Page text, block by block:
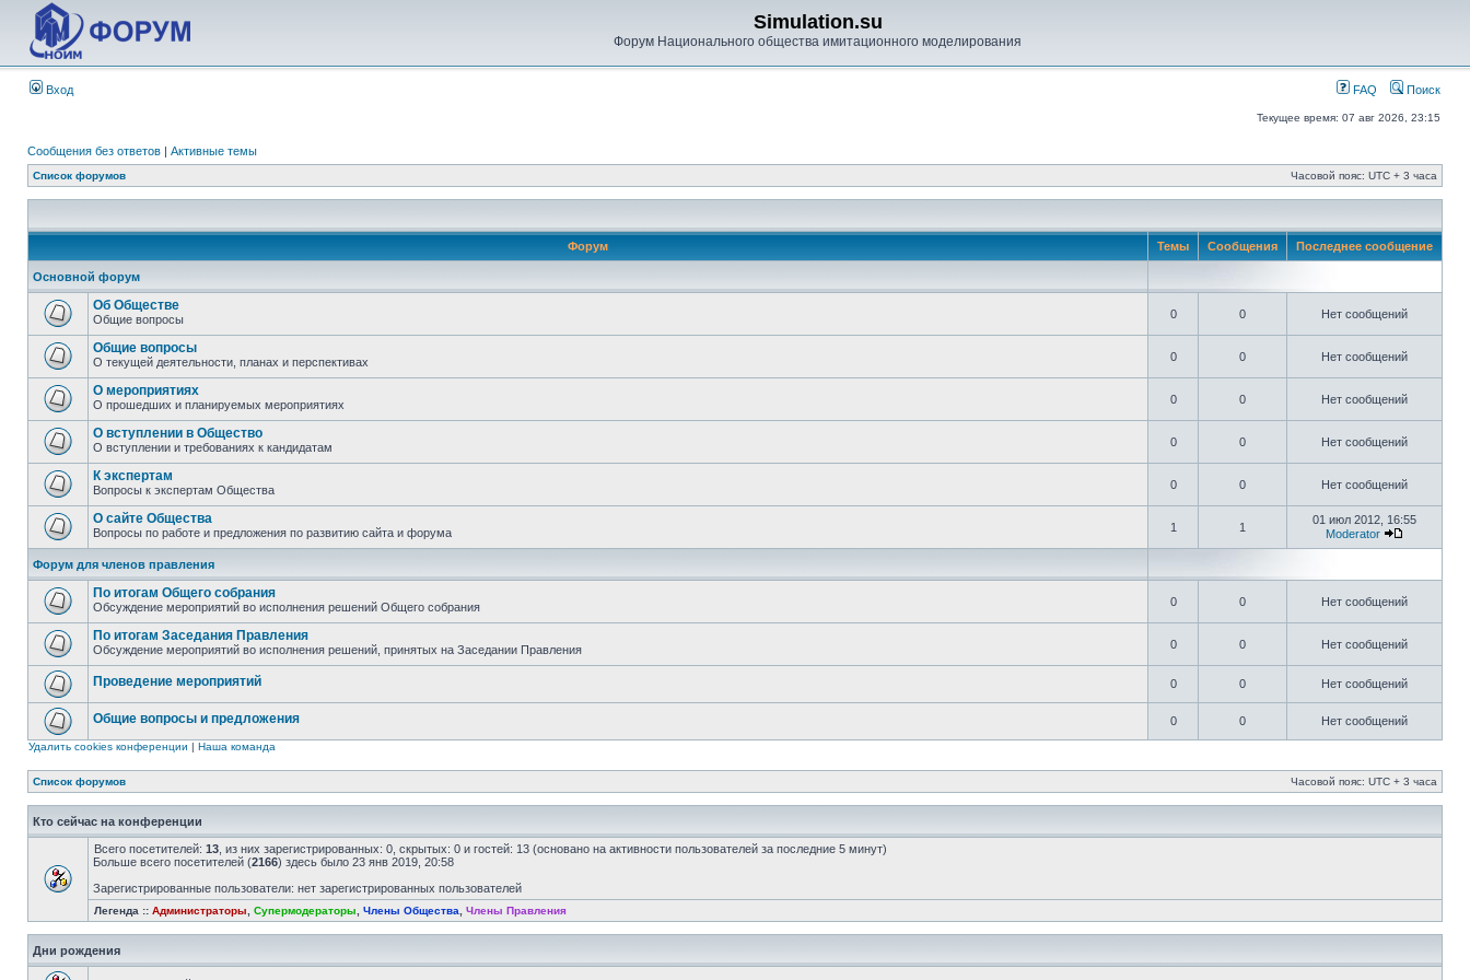
Simulation.su
Форум Национального общества имитационного моделирования
Вход FAQ Поиск
Текущее время: 07 авг 2026, 23:15
Сообщения без ответов | Активные темы
Список форумов Часовой пояс: UTC + 3 часа
Форум Темы Сообщения Последнее сообщение
Основной форум
Об Обществе
Общие вопросы 0 0 Нет сообщений
Общие вопросы
О текущей деятельности, планах и перспективах 0 0 Нет сообщений
О мероприятиях
О прошедших и планируемых мероприятиях 0 0 Нет сообщений
О вступлении в Общество
О вступлении и требованиях к кандидатам 0 0 Нет сообщений
К экспертам
Вопросы к экспертам Общества 0 0 Нет сообщений
О сайте Общества
Вопросы по работе и предложения по развитию сайта и форума 1 1
01 июл 2012, 16:55
Moderator
Форум для членов правления
По итогам Общего собрания
Обсуждение мероприятий во исполнения решений Общего собрания 0 0 Нет сообщений
По итогам Заседания Правления
Обсуждение мероприятий во исполнения решений, принятых на Заседании Правления 0 0 Нет сообщений
Проведение мероприятий 0 0 Нет сообщений
Общие вопросы и предложения 0 0 Нет сообщений
Удалить cookies конференции | Наша команда
Список форумов Часовой пояс: UTC + 3 часа
Кто сейчас на конференции
Всего посетителей: 13 , из них зарегистрированных: 0, скрытых: 0 и гостей: 13 (основано на активности пользователей за последние 5 минут)
Больше всего посетителей (2166) здесь было 23 янв 2019, 20:58
Зарегистрированные пользователи: нет зарегистрированных пользователей
Легенда :: Администраторы Супермодераторы Члены Общества Члены Правления
Дни рождения